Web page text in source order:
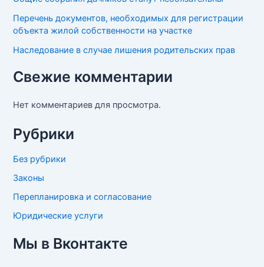
Перечень документов, необходимых для регистрации
объекта жилой собственности на участке
Наследование в случае лишения родительских прав
Свежие комментарии
Нет комментариев для просмотра.
Рубрики
Без рубрики
Законы
Перепланировка и согласование
Юридические услуги
Мы в Вконтакте